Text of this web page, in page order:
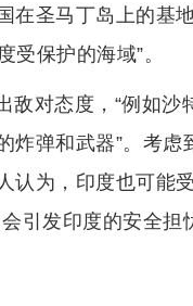
在圣马丁岛上的基
受保护的海域”。
对态度，“例如沙
弹和武器”。考虑
认为，印度也可能
引发印度的安全担忧